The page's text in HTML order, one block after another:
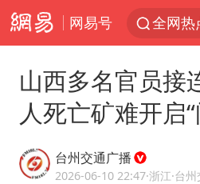
网易号 全网热
山西多名官员接
人死亡矿难开启
台州交通广播
2026-06-10 22:47·浙江